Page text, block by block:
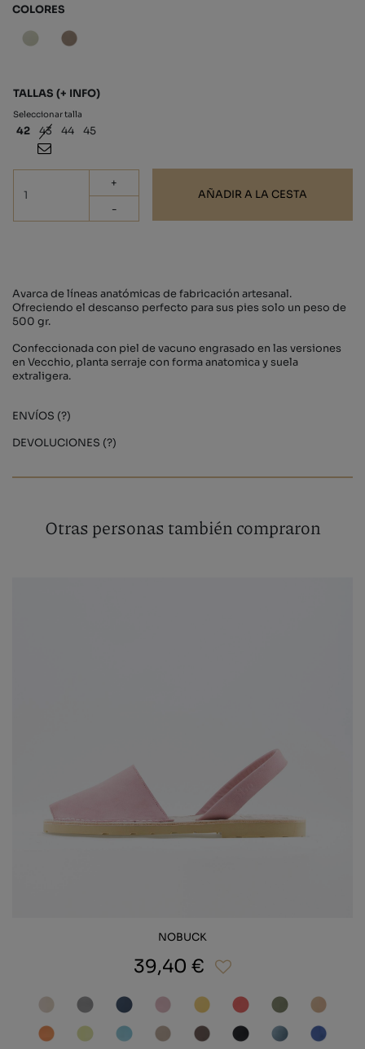
COLORES
TALLAS (+ INFO)
Seleccionar talla
42 43 44 45
+
-
AÑADIR A LA CESTA
Avarca de líneas anatómicas de fabricación artesanal.
Ofreciendo el descanso perfecto para sus pies solo un peso de
500 gr.
Confeccionada con piel de vacuno engrasado en las versiones
en Vecchio, planta serraje con forma anatomica y suela
extraligera.
ENVÍOS (?)
DEVOLUCIONES (?)
Otras personas también compraron
NOBUCK
39,40 €